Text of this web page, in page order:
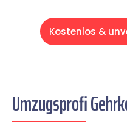
Kostenlos &
Umzugsprofi